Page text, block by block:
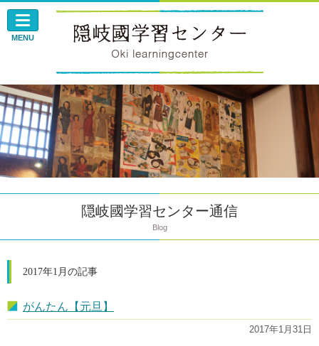
このページの本文へ
MENU
隠岐國学習センター通信
Blog
2017年1月の記事
がんたん【元旦】
2017年1月31日